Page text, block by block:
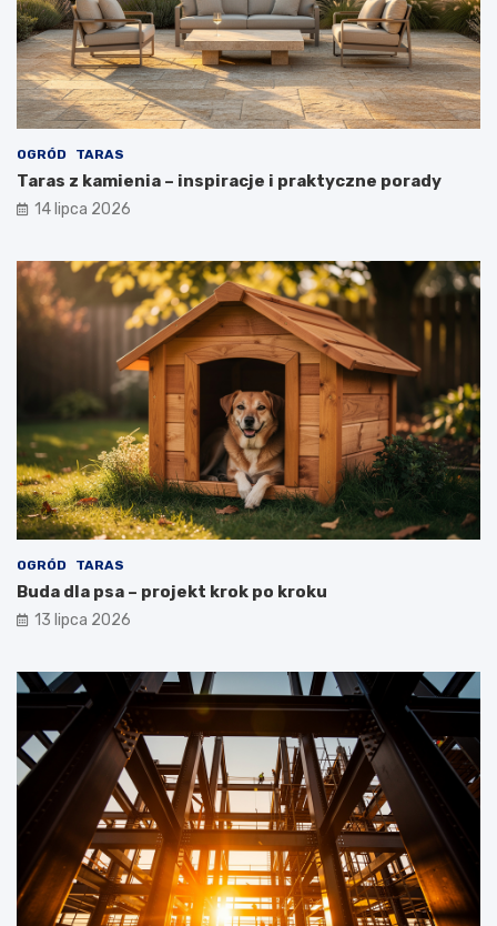
OGRÓD TARAS
Taras z kamienia – inspiracje i praktyczne porady
14 lipca 2026
OGRÓD TARAS
Buda dla psa – projekt krok po kroku
13 lipca 2026